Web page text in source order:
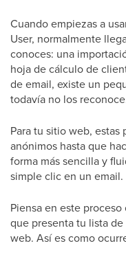
Cuando empiezas a
User, normalmente
conoces: una
hoja de cálculo de
de email, existe un
todavía no los
Para tu sitio web,
anónimos hasta que
forma más sencilla y
simple clic en un email.
Piensa en este
que presenta tu lista
web. Así es como